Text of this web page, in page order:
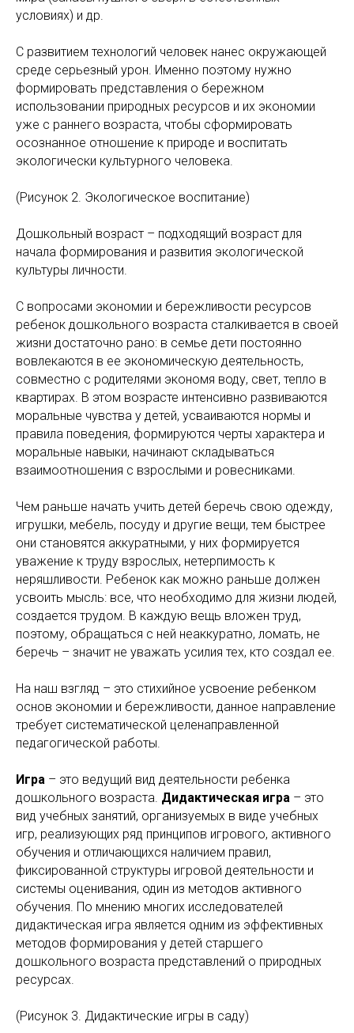
условиях) и др.
С развитием технологий человек нанес окружающей
среде серьезный урон. Именно поэтому нужно
формировать представления о бережном
использовании природных ресурсов и их экономии
уже с раннего возраста, чтобы сформировать
осознанное отношение к природе и воспитать
экологически культурного человека.
(Рисунок 2. Экологическое воспитание)
Дошкольный возраст – подходящий возраст для
начала формирования и развития экологической
культуры личности.
С вопросами экономии и бережливости ресурсов
ребенок дошкольного возраста сталкивается в своей
жизни достаточно рано: в семье дети постоянно
вовлекаются в ее экономическую деятельность,
совместно с родителями экономя воду, свет, тепло в
квартирах. В этом возрасте интенсивно развиваются
моральные чувства у детей, усваиваются нормы и
правила поведения, формируются черты характера и
моральные навыки, начинают складываться
взаимоотношения с взрослыми и ровесниками.
Чем раньше начать учить детей беречь свою одежду,
игрушки, мебель, посуду и другие вещи, тем быстрее
они становятся аккуратными, у них формируется
уважение к труду взрослых, нетерпимость к
неряшливости. Ребенок как можно раньше должен
усвоить мысль: все, что необходимо для жизни людей,
создается трудом. В каждую вещь вложен труд,
поэтому, обращаться с ней неаккуратно, ломать, не
беречь – значит не уважать усилия тех, кто создал ее.
На наш взгляд – это стихийное усвоение ребенком
основ экономии и бережливости, данное направление
требует систематической целенаправленной
педагогической работы.
Игра – это ведущий вид деятельности ребенка
дошкольного возраста. Дидактическая игра – это
вид учебных занятий, организуемых в виде учебных
игр, реализующих ряд принципов игрового, активного
обучения и отличающихся наличием правил,
фиксированной структуры игровой деятельности и
системы оценивания, один из методов активного
обучения. По мнению многих исследователей
дидактическая игра является одним из эффективных
методов формирования у детей старшего
дошкольного возраста представлений о природных
ресурсах.
(Рисунок 3. Дидактические игры в саду)